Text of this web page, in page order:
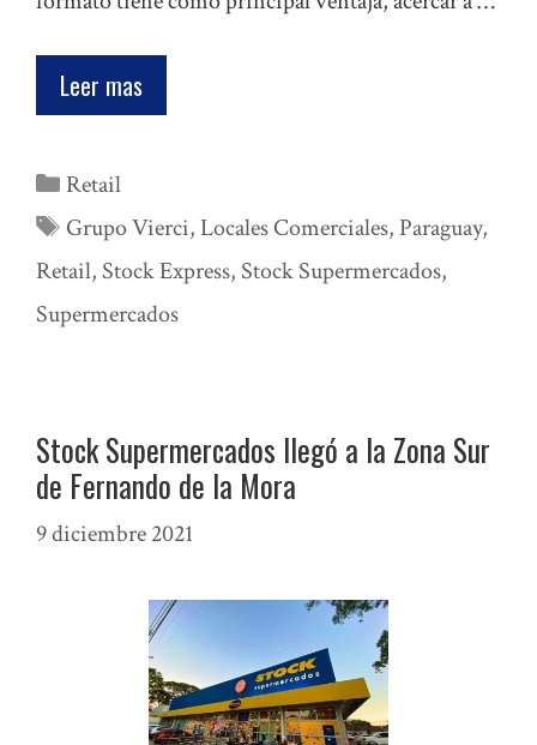
Leer mas
Categorías
Retail
Etiquetas
Grupo Vierci,Locales Comerciales, Paraguay,
Retail, Stock Express, Stock Supermercados,
Supermercados
Stock Supermercados llegó a la Zona Sur
de Fernando de la Mora
9 diciembre 2021